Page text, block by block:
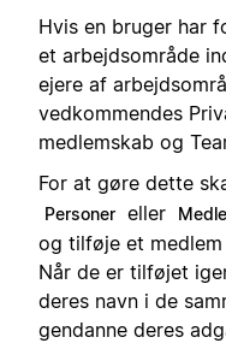
Hvis en bruger har
et arbejdsområde
ejere af
vedkommendes
medlemskab og
For at gøre dette
Personer eller
og tilføje et
Når de er tilføjet
deres navn i de
gendanne deres